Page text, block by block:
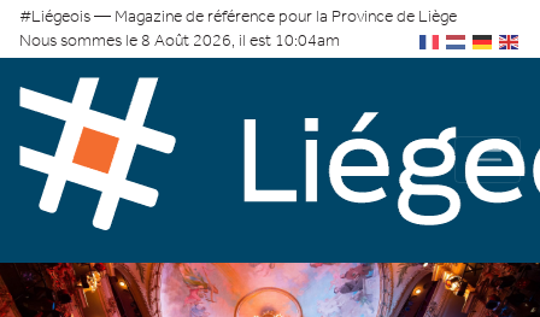
#Liégeois — Magazine de référence pour la Province de Liège
Nous sommes le 8 Août 2026, il est 10:04am